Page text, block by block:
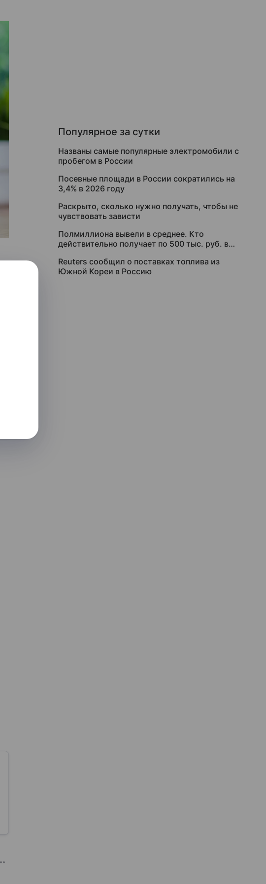
Популярное за сутки
Названы самые популярные электромобили с
пробегом в России
Посевные площади в России сократились на
3,4% в 2026 году
Раскрыто, сколько нужно получать, чтобы не
чувствовать зависти
Полмиллиона вывели в среднее. Кто
действительно получает по 500 тыс. руб. в
Reuters сообщил о поставках топлива из
Южной Кореи в Россию